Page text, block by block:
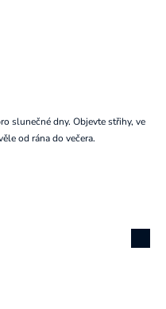
slunečné dny. Objevte střihy, ve
od rána do večera.